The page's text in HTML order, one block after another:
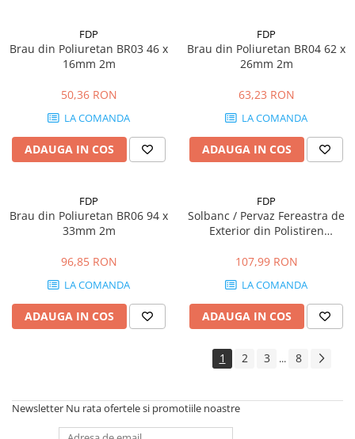
Coșuri și Tubulatură Evacuare
Ventilație, Climatizare
Zugrăveli și Vopsitorii
Tencuieli Ipsos și Gips Carton
Instrumente de Masura
Tăiere, Găurire, Șlefuire
Accesorii Echipamente Protecția
Muncii
Plase de Protecție
Curățenie & întreținere
FDP
Brau din Poliuretan BR03 46 x
16mm 2m
50,36 RON
LA COMANDA
ADAUGA IN COS
FDP
Brau din Poliuretan BR04 62 x
26mm 2m
63,23 RON
LA COMANDA
ADAUGA IN COS
FDP
Brau din Poliuretan BR06 94 x
33mm 2m
96,85 RON
LA COMANDA
ADAUGA IN COS
FDP
Solbanc / Pervaz Fereastra de
Exterior din Polistiren
FP201, H 120 x 105 mm,
107,99 RON
LA COMANDA
ADAUGA IN COS
1 2 3 ... 8
Newsletter Nu rata ofertele si promotiile noastre